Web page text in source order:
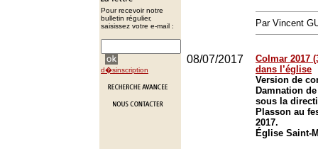
Pour recevoir notre
bulletin régulier,
saisissez votre e-mail :
d�sinscription
Par Vincent
08/07/2017
Colmar 2017
dans l’église
Version de
Damnation
sous la
Plasson au
2017.
Église Saint-